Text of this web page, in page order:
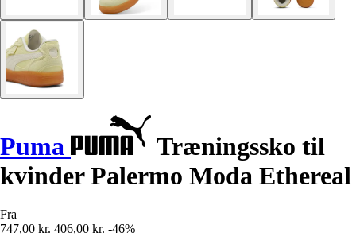
Puma
Træningssko til
kvinder Palermo Moda Ethereal
Fra
747,00 kr. 406,00 kr. -46%